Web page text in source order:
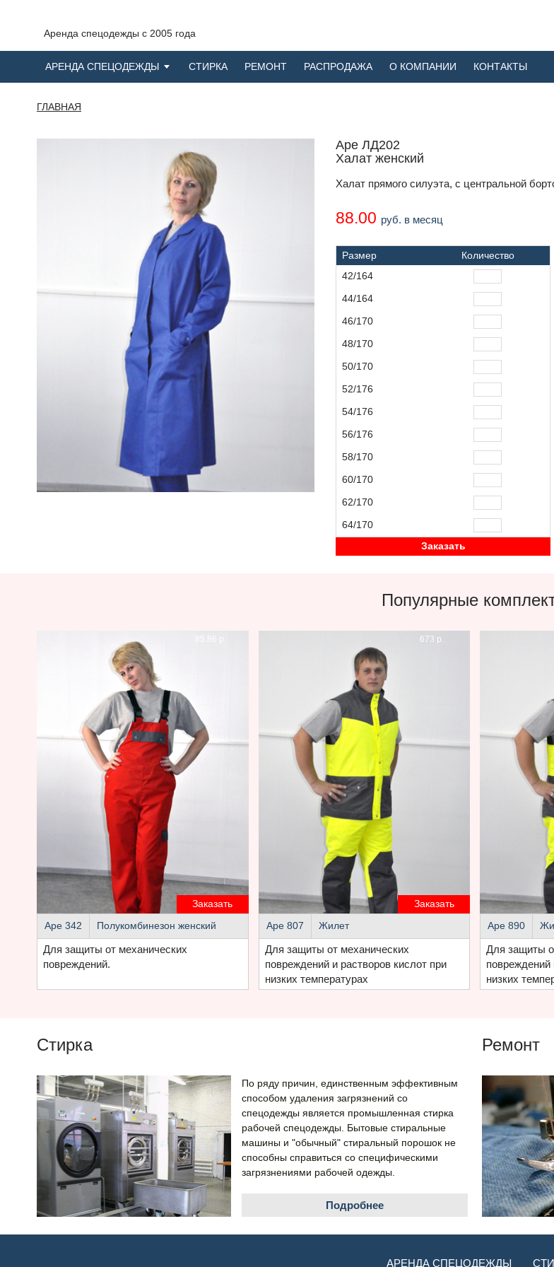
Аренда спецодежды с 2005 года
АРЕНДА СПЕЦОДЕЖДЫ СТИРКА РЕМОНТ РАСПРОДАЖА О КОМПАНИИ КОНТАКТЫ
ГЛАВНАЯ
Аре ЛД202
Халат женский
Халат прямого силуэта, с центральной
88.00 руб. в месяц
Размер
Количество
42/164
44/164
46/170
48/170
50/170
52/176
54/176
56/176
58/170
60/170
62/170
64/170
Заказать
Популярные
Заказать
Аре 342 Полукомбинезон женский
Для защиты от механических
повреждений.
Заказать
673 р.
Аре 807 Жилет
Для защиты от механических
повреждений и растворов кислот при
низких температурах
Аре 890
Для защиты
повреждений
низких
Стирка
По ряду причин, единственным эффективным
способом удаления загрязнений со
спецодежды является промышленная стирка
рабочей спецодежды. Бытовые стиральные
машины и "обычный" стиральный порошок не
способны справиться со специфическими
загрязнениями рабочей одежды.
Подробнее
Ремонт
АРЕНДА СПЕЦОДЕЖДЫ